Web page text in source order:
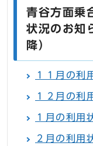
青谷方面乗
状況のお知
降）
１１月の利
１２月の利
１月の利用
２月の利用